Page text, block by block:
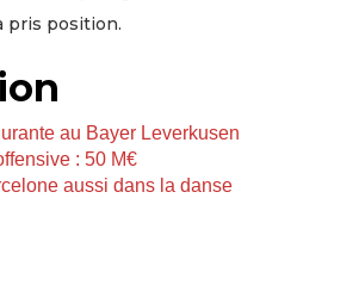
pris position.
au Bayer Leverkusen
: 50 M€
aussi dans la danse